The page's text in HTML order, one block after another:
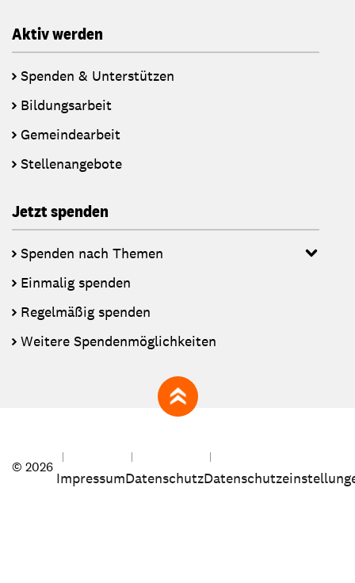
Aktiv werden
Spenden & Unterstützen
Bildungsarbeit
Gemeindearbeit
Stellenangebote
Jetzt spenden
Spenden nach Themen
Einmalig spenden
Regelmäßig spenden
Weitere Spendenmöglichkeiten
zum Seitenanfang
© 2026
ImpressumDatenschutz